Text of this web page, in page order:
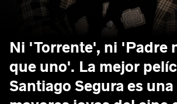
Ni 'Torrente', ni 'Padre
que uno'. La mejor
Santiago Segura es una